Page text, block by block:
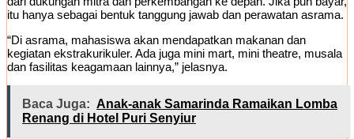
itu hanya sebagai bentuk tanggung jawab dan perawatan asrama.
“Di asrama, mahasiswa akan mendapatkan makanan dan
kegiatan ekstrakurikuler. Ada juga mini mart, mini theatre, musala
dan fasilitas keagamaan lainnya,” jelasnya.
Baca Juga: Anak-anak Samarinda Ramaikan Lomba
Renang di Hotel Puri Senyiur